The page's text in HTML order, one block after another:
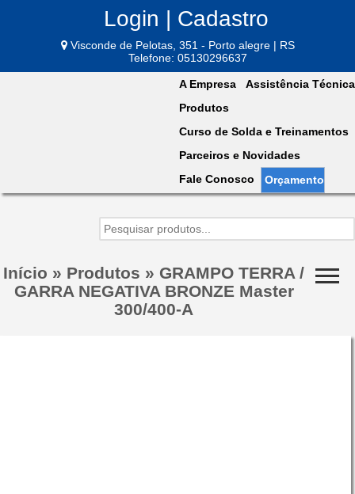
Login | Cadastro
Visconde de Pelotas, 351 - Porto alegre | RS
Telefone: 05130296637
A Empresa
Assistência Técnica
Produtos
Curso de Solda e Treinamentos
Parceiros e Novidades
Fale Conosco
Orçamento
Início » Produtos » GRAMPO TERRA /
GARRA NEGATIVA BRONZE Master
300/400-A